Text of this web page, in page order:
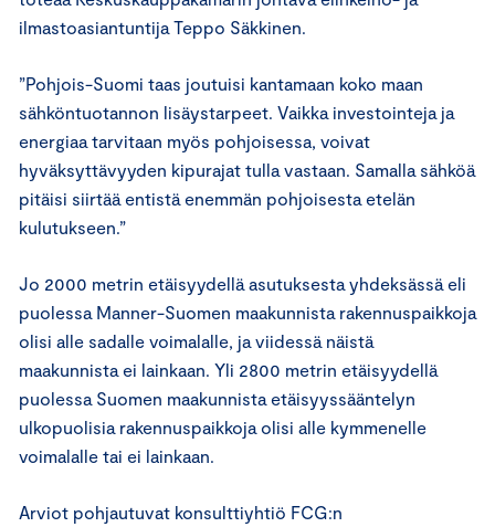
ilmastoasiantuntija Teppo Säkkinen.
”Pohjois-Suomi taas joutuisi kantamaan koko maan
sähköntuotannon lisäystarpeet. Vaikka investointeja ja
energiaa tarvitaan myös pohjoisessa, voivat
hyväksyttävyyden kipurajat tulla vastaan. Samalla sähköä
pitäisi siirtää entistä enemmän pohjoisesta etelän
kulutukseen.”
Jo 2000 metrin etäisyydellä asutuksesta yhdeksässä eli
puolessa Manner-Suomen maakunnista rakennuspaikkoja
olisi alle sadalle voimalalle, ja viidessä näistä
maakunnista ei lainkaan. Yli 2800 metrin etäisyydellä
puolessa Suomen maakunnista etäisyyssääntelyn
ulkopuolisia rakennuspaikkoja olisi alle kymmenelle
voimalalle tai ei lainkaan.
Arviot pohjautuvat konsulttiyhtiö FCG:n